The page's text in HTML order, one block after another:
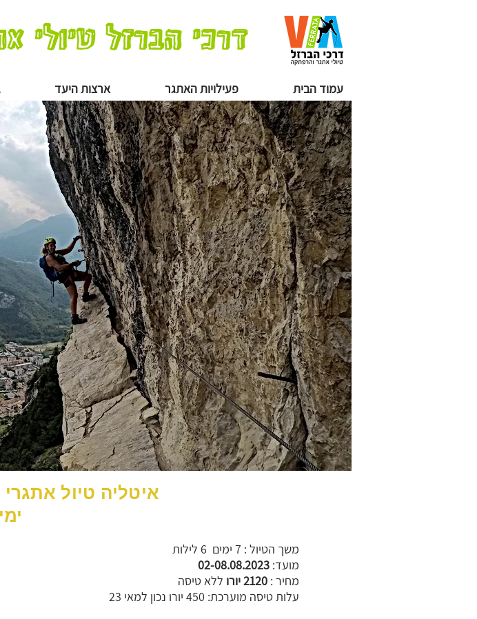
דרכי הברזל טיולי
עמוד הבית פעילויות האתגר ארצות היעד
משך הטיול : 7 ימים 6 לילות
מועד: 02-08.08.2023
מחיר :
ללא טיסה
עלות טיסה מוערכת: 450 יורו נכון למאי 23